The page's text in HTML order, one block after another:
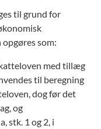
til grund for
som:
med tillæg
til beregning
dog før det
og
stk. 1 og 2, i